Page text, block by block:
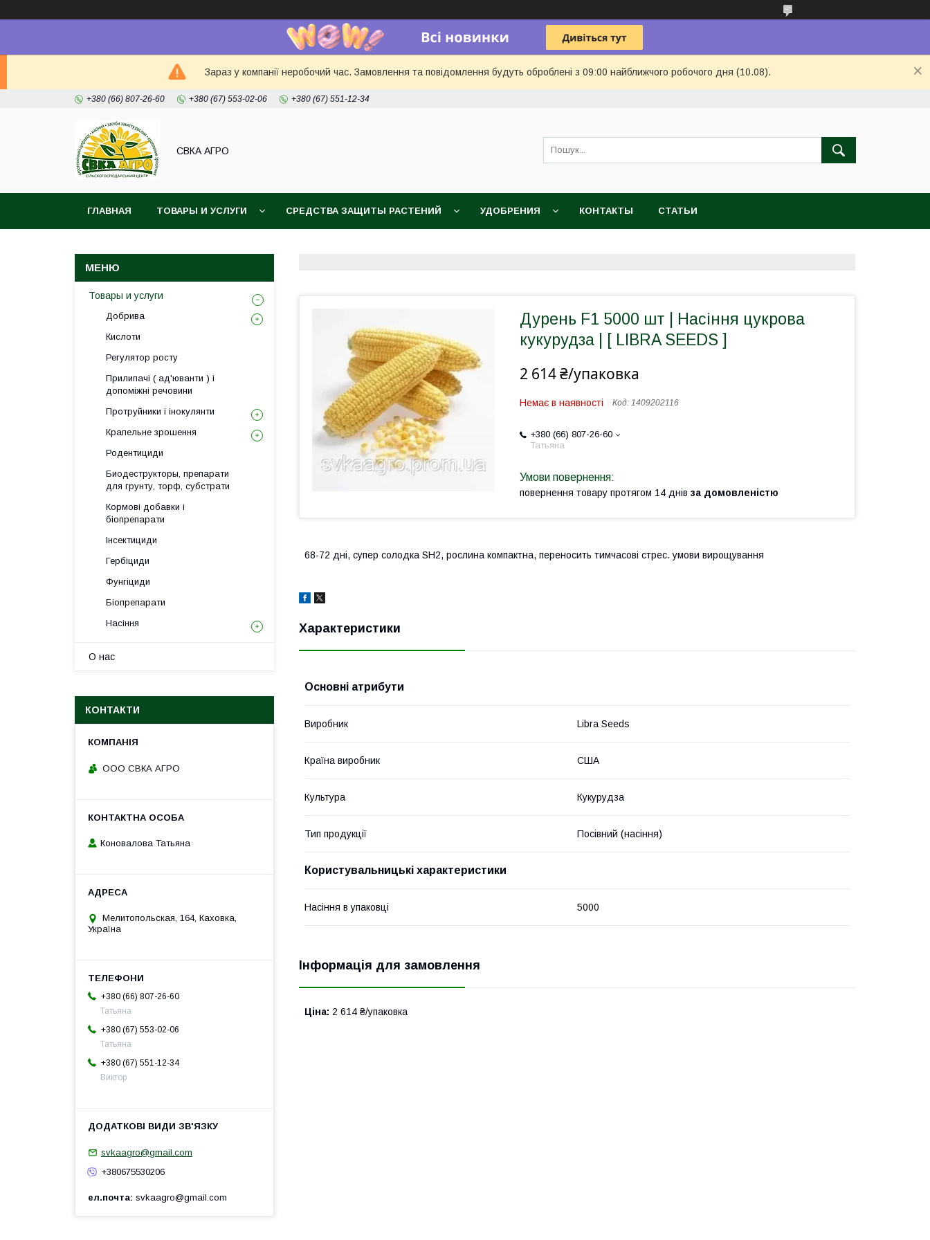
Зараз у компанії неробочий час. Замовлення та повідомлення будуть оброблені з 09:00 найближчого робочого дня (10.08).
+380 (66) 807-26-60 +380 (67) 553-02-06 +380 (67) 551-12-34
СВКА АГРО
ГЛАВНАЯ ТОВАРЫ И УСЛУГИ СРЕДСТВА ЗАЩИТЫ РАСТЕНИЙ УДОБРЕНИЯ КОНТАКТЫ СТАТЬИ
Дурень F1 5000 шт | Насіння цукрова
кукурудза | [ LIBRA SEEDS ]
2 614 ₴/упаковка
Немає в наявності Код: 1409202116
+380 (66) 807-26-60
Татьяна
повернення товару протягом 14 днів за домовленістю
68-72 дні, супер солодка SH2, рослина компактна, переносить тимчасові стрес. умови вирощування
Характеристики
Основні атрибути
Виробник Libra Seeds
Країна виробник США
Культура Кукурудза
Тип продукції Посівний (насіння)
Користувальницькі характеристики
Насіння в упаковці 5000
Інформація для замовлення
Ціна: 2 614 ₴/упаковка
Товары и услуги
Добрива
Кислоти
Регулятор росту
Прилипачі ( ад'юванти ) і
допоміжні речовини
Протруйники і інокулянти
Крапельне зрошення
Родентициди
Биодеструкторы, препарати
для грунту, торф, субстрати
Кормові добавки і
біопрепарати
Інсектициди
Гербіциди
Фунгіциди
Біопрепарати
Насіння
О нас
КОНТАКТИ
ООО СВКА АГРО
Коновалова Татьяна
Мелитопольская, 164, Каховка,
Україна
+380 (66) 807-26-60
Татьяна
+380 (67) 553-02-06
Татьяна
+380 (67) 551-12-34
Виктор
svkaagro@gmail.com
+380675530206
ел.почта svkaagro@gmail.com